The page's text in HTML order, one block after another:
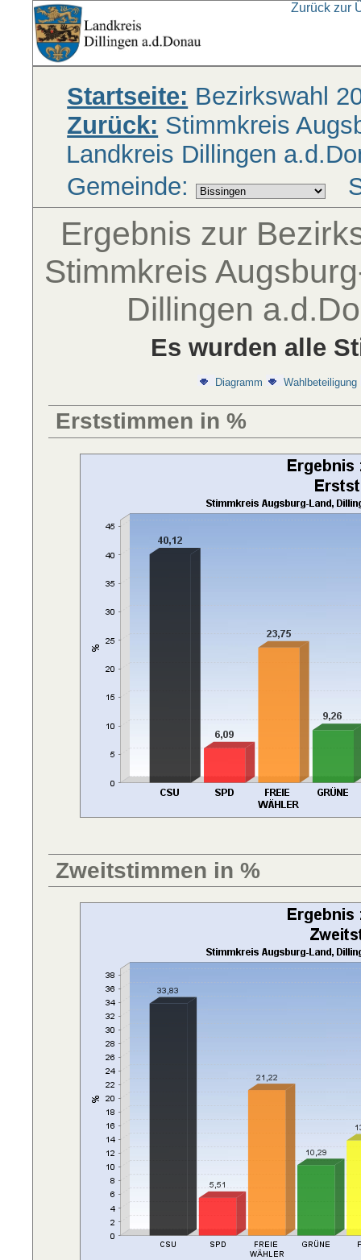
Zurück zur
Startseite: Bezirkswahl
Zurück: Stimmkreis
Landkreis Dillingen
Gemeinde:
Ergebnis zur
Stimmkreis
Dillingen
Es wurden alle
Diagramm Wahlbeteiligung
Erststimmen in %
Zweitstimmen in %